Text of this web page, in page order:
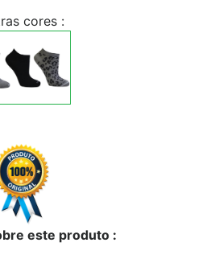
cores :
este produto :